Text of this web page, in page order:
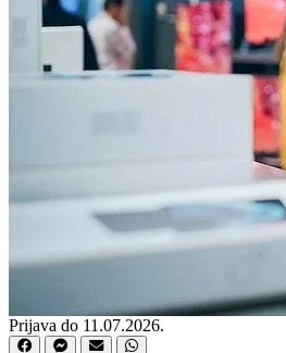
Prijava do 11.07.2026.